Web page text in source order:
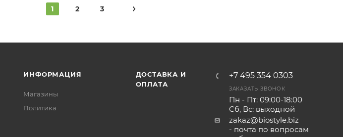
1 2 3
ИНФОРМАЦИЯ
Магазины
Политика
ДОСТАВКА И
ОПЛАТА
+7 495 354 0303
ЗАКАЗАТЬ ЗВОНОК
Пн - Пт: 09:00-18:00
Сб, Вс: выходной
zakaz@biostyle.biz
- почта по вопросам